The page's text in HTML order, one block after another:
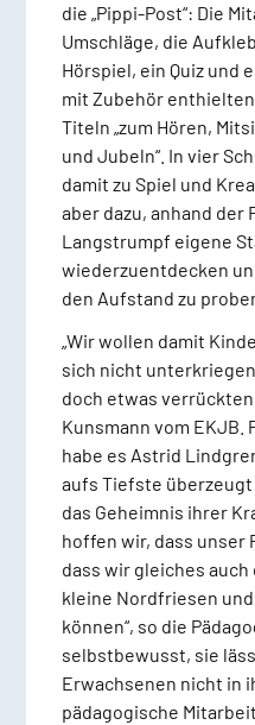
die „Pippi-Post“: Die
Umschläge, die
Hörspiel, ein Quiz und
mit Zubehör
Titeln „zum Hören,
und Jubeln“. In vier
damit zu Spiel und
aber dazu, anhand der
Langstrumpf eigene
wiederzuentdecken
den Aufstand zu
„Wir wollen damit
sich nicht
doch etwas verrückten
Kunsmann vom EKJB.
habe es Astrid
aufs Tiefste überzeugt
das Geheimnis ihrer
hoffen wir, dass unser
dass wir gleiches
kleine Nordfriesen
können“, so die
selbstbewusst, sie
Erwachsenen nicht in
pädagogische